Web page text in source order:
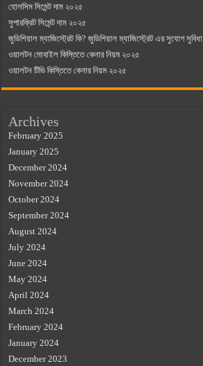
হোলসিম সিমেন্ট দাম ২০২৫
সুপারক্রিট সিমেন্ট দাম ২০২৫
জুডিশিয়াল ম্যাজিস্ট্রেট কি? জুডিশিয়াল ম্যাজিস্ট্রেট এর সুযোগ সুবিধা
ওয়ালটন মোবাইল কিস্তিতে কেনার নিয়ম ২০২৫
ওয়ালটন টিভি কিস্তিতে কেনার নিয়ম ২০২৫
Archives
February 2025
January 2025
December 2024
November 2024
October 2024
September 2024
August 2024
July 2024
June 2024
May 2024
April 2024
March 2024
February 2024
January 2024
December 2023